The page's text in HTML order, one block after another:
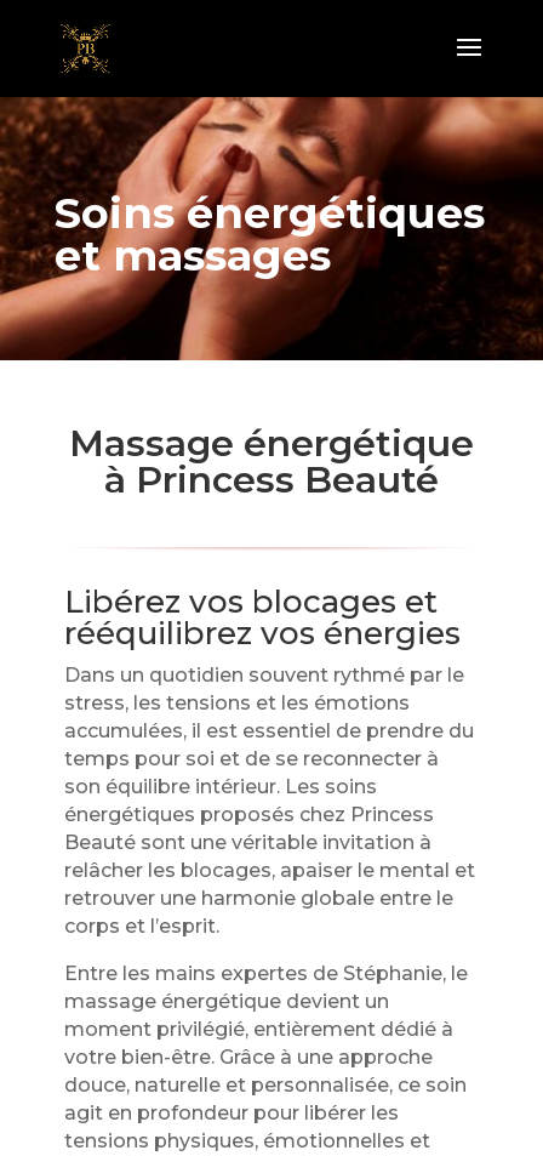
Soins énergétiques
et massages
Massage énergétique
à Princess Beauté
Libérez vos blocages et
rééquilibrez vos énergies
Dans un quotidien souvent rythmé par le
stress, les tensions et les émotions
accumulées, il est essentiel de prendre du
temps pour soi et de se reconnecter à
son équilibre intérieur. Les soins
énergétiques proposés chez Princess
Beauté sont une véritable invitation à
relâcher les blocages, apaiser le mental et
retrouver une harmonie globale entre le
corps et l’esprit.
Entre les mains expertes de Stéphanie, le
massage énergétique devient un
moment privilégié, entièrement dédié à
votre bien-être. Grâce à une approche
douce, naturelle et personnalisée, ce soin
agit en profondeur pour libérer les
tensions physiques, émotionnelles et